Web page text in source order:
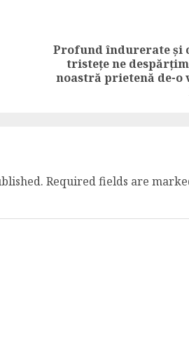
Previous
post:
post:
Profund îndurerate și
tristețe ne
noastră prietenă de-o
Required fields are
scanteia
3 min read
natura